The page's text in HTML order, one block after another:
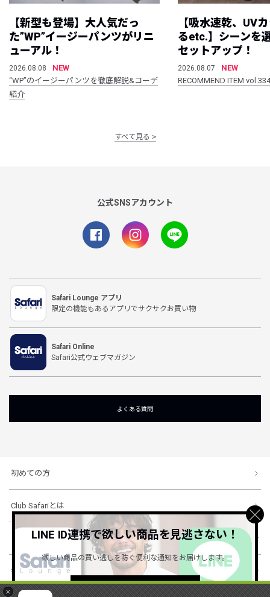
×
【新型も登場】大人気だっ
た”WP”イージーパンツがリニ
ューアル！
2026.08.08
NEW
“WP”のイージーパンツを徹底解説&コーデ
紹介
【吸水速乾、UV
るetc.】シーンを
セットアップ！
2026.08.07
NEW
RECOMMEND ITEM vol.334
すべて見る
公式SNSアカウント
Safari Lounge アプリ
限定の機能もあるアプリでサクサクお買い物
Safari Online
Safari公式ウェブマガジン
よくある質問
初めての方
Club Safariとは
ショッピングガイド
会社概要・規約
LINE ID連携で欲しい商品を見逃さない！
欲しい商品の買い逃しを防ぐ便利な通知をお届けします。
詳しくはこちら ＞